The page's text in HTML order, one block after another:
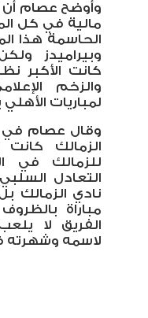
وأوضح عصام أن
مالية في كل
الحاسمة هذا
وبيراميدز
كانت الأكبر
والزخم
لمباريات
وقال عصام في
الزمالك
للزمالك في
التعادل
نادي الزمالك
مباراة
الفريق لا
لاسمه وشهرته